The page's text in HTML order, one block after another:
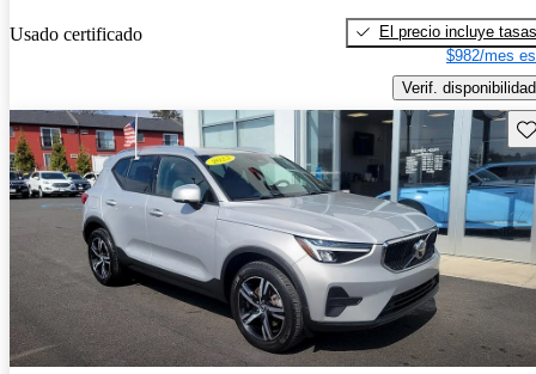
Usado certificado
El precio incluye tasas
$982/mes
Verif. disponibilidad